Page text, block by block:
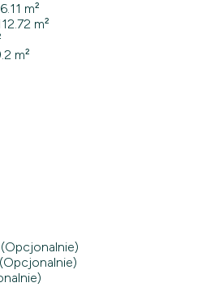
m²
m²
m²